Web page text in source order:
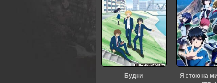
Будни
Я стою на